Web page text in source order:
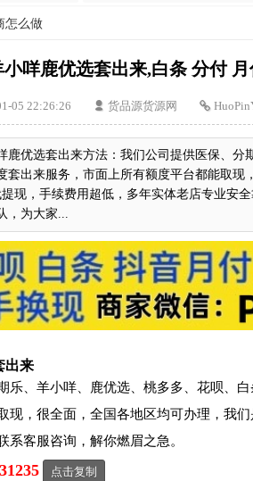
怎么做
咩鹿优选套出来,白条 分付
05 22:26:26 货品源货源网
鹿优选套出来方法：我们公司提供医保、分
套出来服务，市面上所有额度平台都能取现
现，手续费用超低，多年实体老店专业安
，为大家...
出来
乐、羊小咩、鹿优选、桃多多、花呗、
现，很全面，全国各地区均可办理，我
系客服咨询，解你燃眉之急。
点击复制